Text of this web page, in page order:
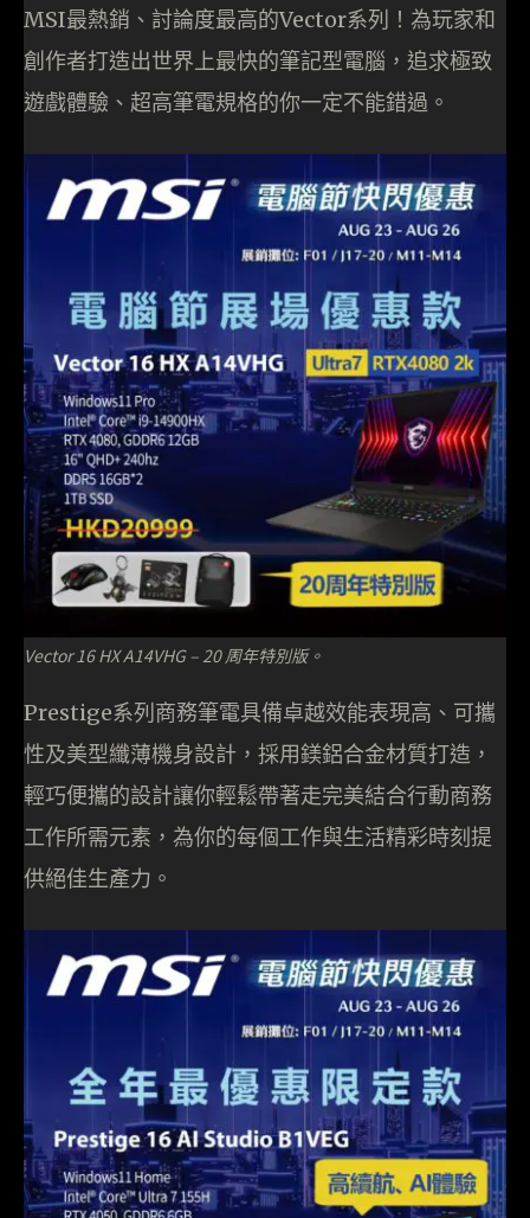
MSI最熱銷、討論度最高的Vector系列！為玩家和
創作者打造出世界上最快的筆記型電腦，追求極致
遊戲體驗、超高筆電規格的你一定不能錯過。
Vector 16 HX A14VHG – 20 周年特別版。
Prestige系列商務筆電具備卓越效能表現高、可攜
性及美型纖薄機身設計，採用鎂鋁合金材質打造，
輕巧便攜的設計讓你輕鬆帶著走完美結合行動商務
工作所需元素，為你的每個工作與生活精彩時刻提
供絕佳生產力。